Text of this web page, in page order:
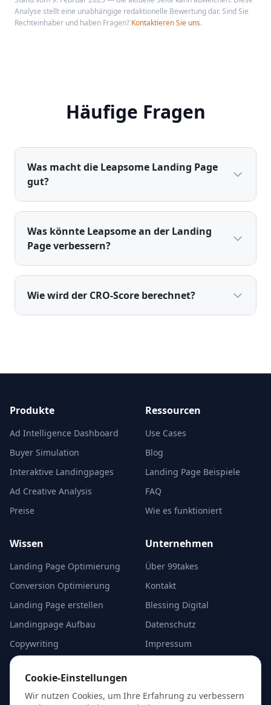
Analyse stellt eine unabhängige redaktionelle Bewertung dar. Sind Sie
Rechteinhaber und haben Fragen? Kontaktieren Sie uns.
Häufige Fragen
Was macht die Leapsome Landing Page
gut?
Was könnte Leapsome an der Landing
Page verbessern?
Wie wird der CRO-Score berechnet?
Produkte
Ad Intelligence Dashboard
Buyer Simulation
Interaktive Landingpages
Ad Creative Analysis
Preise
Ressourcen
Use Cases
Blog
Landing Page Beispiele
FAQ
Wie es funktioniert
Wissen
Landing Page Optimierung
Conversion Optimierung
Landing Page erstellen
Landingpage Aufbau
Copywriting
A/B-Test Alternativen
Unternehmen
Über 99takes
Kontakt
Blessing Digital
Datenschutz
Impressum
Analyse starten
Cookie-Einstellungen
Wir nutzen Cookies, um Ihre Erfahrung zu verbessern